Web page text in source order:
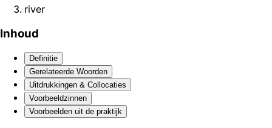
river
Inhoud
Definitie
Gerelateerde Woorden
Uitdrukkingen & Collocaties
Voorbeeldzinnen
Voorbeelden uit de praktijk